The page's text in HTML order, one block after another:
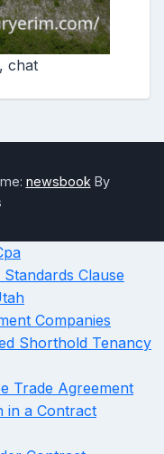
chat
newsbook By
Clause
Companies
Shorthold Tenancy
Trade Agreement
in a Contract